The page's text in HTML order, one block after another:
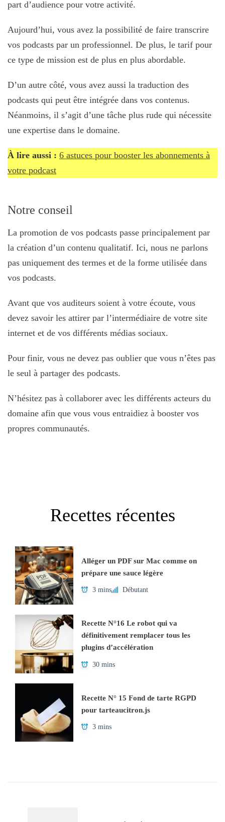
part d’audience pour votre activité.
Aujourd’hui, vous avez la possibilité de faire transcrire
vos podcasts par un professionnel. De plus, le tarif pour
ce type de mission est de plus en plus abordable.
D’un autre côté, vous avez aussi la traduction des
podcasts qui peut être intégrée dans vos contenus.
Néanmoins, il s’agit d’une tâche plus rude qui nécessite
une expertise dans le domaine.
À lire aussi : 6 astuces pour booster les abonnements à
votre podcast
Notre conseil
La promotion de vos podcasts passe principalement par
la création d’un contenu qualitatif. Ici, nous ne parlons
pas uniquement des termes et de la forme utilisée dans
vos podcasts.
Avant que vos auditeurs soient à votre écoute, vous
devez savoir les attirer par l’intermédiaire de votre site
internet et de vos différents médias sociaux.
Pour finir, vous ne devez pas oublier que vous n’êtes pas
le seul à partager des podcasts.
N’hésitez pas à collaborer avec les différents acteurs du
domaine afin que vous vous entraidiez à booster vos
propres communautés.
Recettes récentes
Alléger un PDF sur Mac comme on
prépare une sauce légère
3 mins Débutant
Recette N°16 Le robot qui va
définitivement remplacer tous les
plugins d’accélération
30 mins
Recette N° 15 Fond de tarte RGPD
pour tarteaucitron.js
3 mins